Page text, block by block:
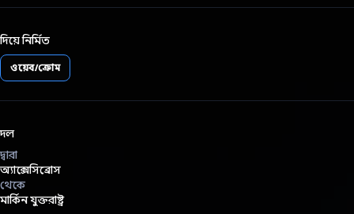
দিয়ে নির্মিত
ওয়েব/ক্রোম
দল
দ্বারা
অ্যাক্সেসিব্রোস
থেকে
মার্কিন যুক্তরাষ্ট্র